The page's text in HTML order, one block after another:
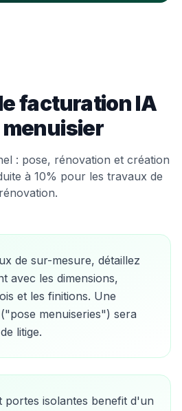
facturation IA
menuisier
: pose, rénovation et création
à 10% pour les travaux de
rénovation.
de sur-mesure, détaillez
avec les dimensions,
et les finitions. Une
menuiseries") sera
litige.
portes isolantes benefit d'un